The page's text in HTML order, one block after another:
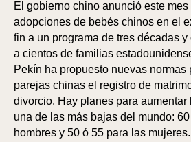
El gobierno chino anunció este
adopciones de bebés chinos en el
fin a un programa de tres décadas
a cientos de familias
Pekín ha propuesto nuevas normas
parejas chinas el registro de
divorcio. Hay planes para
una de las más bajas del mundo:
hombres y 50 ó 55 para las